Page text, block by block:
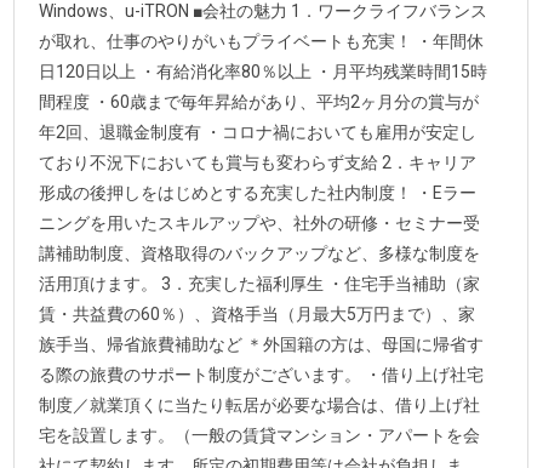
Windows、u-iTRON ■会社の魅力 1．ワークライフバランス
が取れ、仕事のやりがいもプライベートも充実！ ・年間休
日120日以上 ・有給消化率80％以上 ・月平均残業時間15時
間程度 ・60歳まで毎年昇給があり、平均2ヶ月分の賞与が
年2回、退職金制度有 ・コロナ禍においても雇用が安定し
ており不況下においても賞与も変わらず支給 2．キャリア
形成の後押しをはじめとする充実した社内制度！ ・Eラー
ニングを用いたスキルアップや、社外の研修・セミナー受
講補助制度、資格取得のバックアップなど、多様な制度を
活用頂けます。 3．充実した福利厚生 ・住宅手当補助（家
賃・共益費の60％）、資格手当（月最大5万円まで）、家
族手当、帰省旅費補助など ＊外国籍の方は、母国に帰省す
る際の旅費のサポート制度がございます。 ・借り上げ社宅
制度／就業頂くに当たり転居が必要な場合は、借り上げ社
宅を設置します。（一般の賃貸マンション・アパートを会